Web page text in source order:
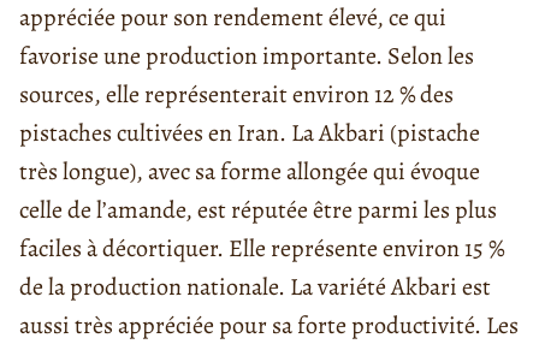
appréciée pour son rendement élevé, ce qui
favorise une production importante. Selon les
sources, elle représenterait environ 12 % des
pistaches cultivées en Iran. La Akbari (pistache
très longue), avec sa forme allongée qui évoque
celle de l’amande, est réputée être parmi les plus
faciles à décortiquer. Elle représente environ 15 %
de la production nationale. La variété Akbari est
aussi très appréciée pour sa forte productivité. Les